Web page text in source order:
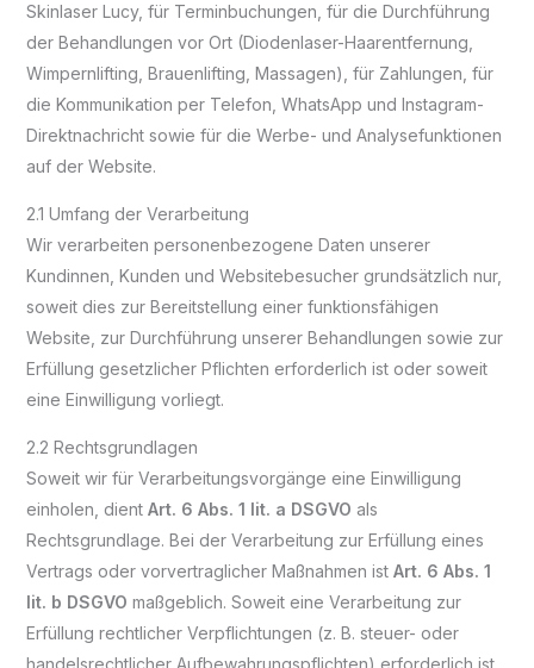
Skinlaser Lucy, für Terminbuchungen, für die Durchführung
der Behandlungen vor Ort (Diodenlaser-Haarentfernung,
Wimpernlifting, Brauenlifting, Massagen), für Zahlungen, für
die Kommunikation per Telefon, WhatsApp und Instagram-
Direktnachricht sowie für die Werbe- und Analysefunktionen
auf der Website.
2.1 Umfang der Verarbeitung
Wir verarbeiten personenbezogene Daten unserer
Kundinnen, Kunden und Websitebesucher grundsätzlich nur,
soweit dies zur Bereitstellung einer funktionsfähigen
Website, zur Durchführung unserer Behandlungen sowie zur
Erfüllung gesetzlicher Pflichten erforderlich ist oder soweit
eine Einwilligung vorliegt.
2.2 Rechtsgrundlagen
Soweit wir für Verarbeitungsvorgänge eine Einwilligung
einholen, dient Art. 6 Abs. 1 lit. a DSGVO als
Rechtsgrundlage. Bei der Verarbeitung zur Erfüllung eines
Vertrags oder vorvertraglicher Maßnahmen ist Art. 6 Abs. 1
lit. b DSGVO maßgeblich. Soweit eine Verarbeitung zur
Erfüllung rechtlicher Verpflichtungen (z. B. steuer- oder
handelsrechtlicher Aufbewahrungspflichten) erforderlich ist,